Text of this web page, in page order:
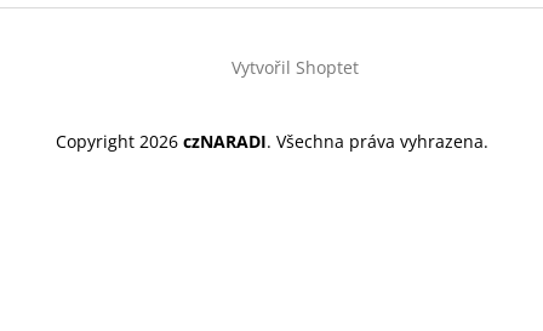
Vytvořil Shoptet
Copyright 2026 czNARADI. Všechna práva vyhrazena.